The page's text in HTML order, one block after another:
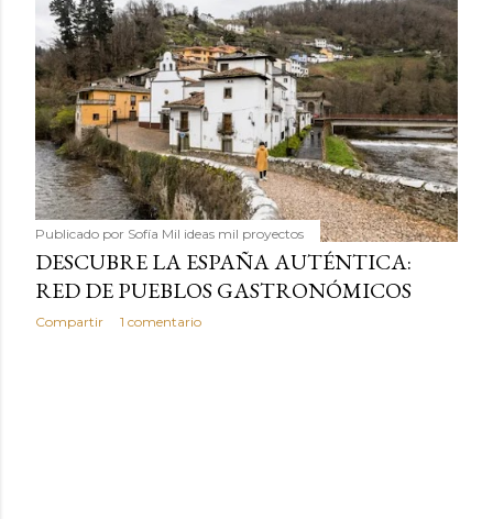
por completo tu forma de ver las legumbres. Olvídate de
asociar las alubias únicamente a los guisos tradicionales y
copiosos de invierno. Con esta receta simple pero
revolucionaria, transformaremos un ingrediente tan
humilde como la alubia de La Bañeza en un snack ligero,
dorado, cargado de proteína y 100% natural. Es el
sustituto perfecto a los frutos se...
Publicado por Sofía Mil ideas mil proyectos
DESCUBRE LA ESPAÑA AUTÉNTICA:
RED DE PUEBLOS GASTRONÓMICOS
Compartir 1 comentario